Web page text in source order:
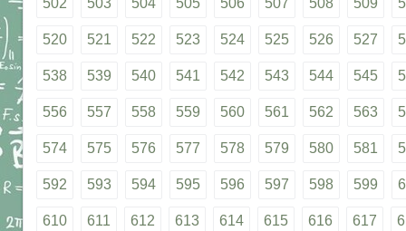
502 503 504 505 506 507 508 509
520 521 522 523 524 525 526 527
538 539 540 541 542 543 544 545
556 557 558 559 560 561 562 563
574 575 576 577 578 579 580 581
592 593 594 595 596 597 598 599
610 611 612 613 614 615 616 617